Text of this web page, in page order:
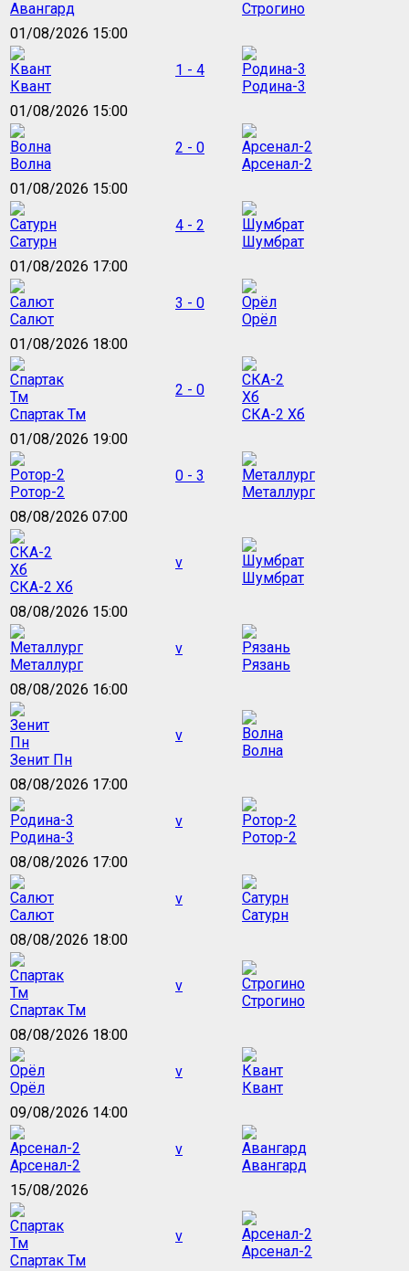
Авангард
Строгино
01/08/2026 15:00
Квант
1 - 4
Родина-3
01/08/2026 15:00
Волна
2 - 0
Арсенал-2
01/08/2026 15:00
Сатурн
4 - 2
Шумбрат
01/08/2026 17:00
Салют
3 - 0
Орёл
01/08/2026 18:00
Спартак Тм
2 - 0
СКА-2 Хб
01/08/2026 19:00
Ротор-2
0 - 3
Металлург
08/08/2026 07:00
СКА-2 Хб
v
Шумбрат
08/08/2026 15:00
Металлург
v
Рязань
08/08/2026 16:00
Зенит Пн
v
Волна
08/08/2026 17:00
Родина-3
v
Ротор-2
08/08/2026 17:00
Салют
v
Сатурн
08/08/2026 18:00
Спартак Тм
v
Строгино
08/08/2026 18:00
Орёл
v
Квант
09/08/2026 14:00
Арсенал-2
v
Авангард
15/08/2026
Спартак Тм
v
Арсенал-2